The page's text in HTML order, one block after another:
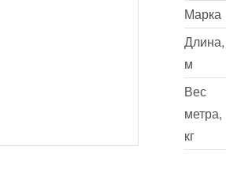
Марка
Длина,
м
Вес
метра,
кг